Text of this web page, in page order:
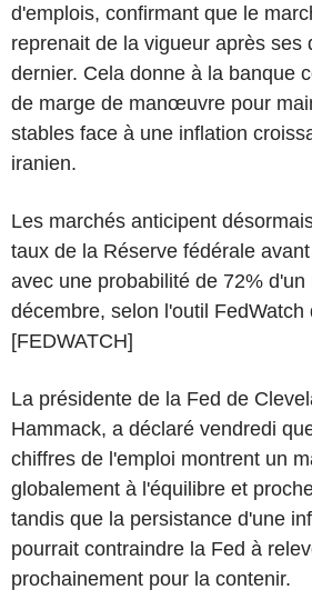
d'emplois, confirmant que le
reprenait de la vigueur après ses
dernier. Cela donne à la banque
de marge de manœuvre pour
stables face à une inflation
iranien.
Les marchés anticipent
taux de la Réserve fédérale
avec une probabilité de 72% d'un
décembre, selon l'outil FedWatch
[FEDWATCH]
La présidente de la Fed de
Hammack, a déclaré vendredi
chiffres de l'emploi montrent un
globalement à l'équilibre et
tandis que la persistance d'une
pourrait contraindre la Fed à
prochainement pour la contenir.